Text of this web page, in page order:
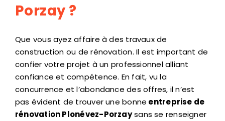
Porzay ?
Que vous ayez affaire à des travaux de
construction ou de rénovation. Il est important de
confier votre projet à un professionnel alliant
confiance et compétence. En fait, vu la
concurrence et l’abondance des offres, il n’est
pas évident de trouver une bonne entreprise de
rénovation Plonévez-Porzaysans se renseigner